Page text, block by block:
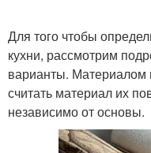
Для того чтобы
кухни, рассмотрим
варианты.
считать материал их
независимо от основы.